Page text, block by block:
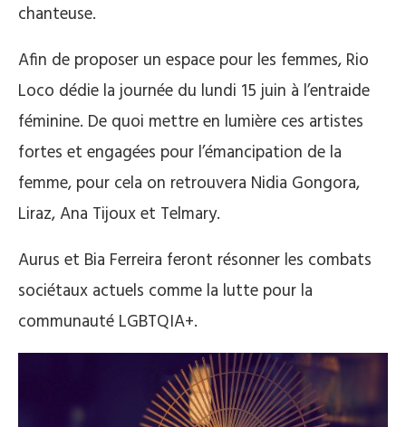
chanteuse.
Afin de proposer un espace pour les femmes, Rio
Loco dédie la journée du lundi 15 juin à l’entraide
féminine. De quoi mettre en lumière ces artistes
fortes et engagées pour l’émancipation de la
femme, pour cela on retrouvera Nidia Gongora,
Liraz, Ana Tijoux et Telmary.
Aurus et Bia Ferreira feront résonner les combats
sociétaux actuels comme la lutte pour la
communauté LGBTQIA+.